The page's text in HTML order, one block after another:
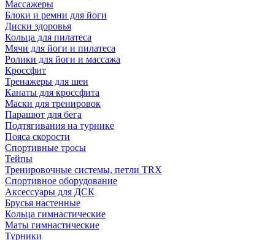
Массажеры
Блоки и ремни для йоги
Диски здоровья
Кольца для пилатеса
Мячи для йоги и пилатеса
Ролики для йоги и массажа
Кроссфит
Тренажеры для шеи
Канаты для кроссфита
Маски для тренировок
Парашют для бега
Подтягивания на турнике
Пояса скорости
Спортивные тросы
Тейпы
Тренировочные системы, петли TRX
Спортивное оборудование
Аксессуары для ДСК
Брусья настенные
Кольца гимнастические
Маты гимнастические
Турники